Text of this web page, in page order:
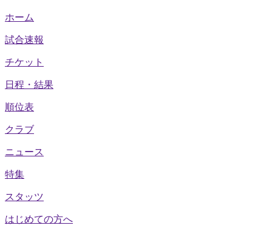
ホーム
試合速報
チケット
日程・結果
順位表
クラブ
ニュース
特集
スタッツ
はじめての方へ